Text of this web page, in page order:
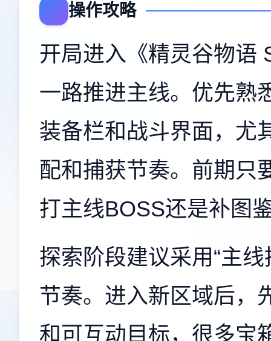
操作攻略
开局进入《精灵谷物语
一路推进主线。优先熟
装备栏和战斗界面，尤
配和捕获节奏。前期只
打主线BOSS还是补图
探索阶段建议采用“主
节奏。进入新区域后，
和可互动目标，很多宝